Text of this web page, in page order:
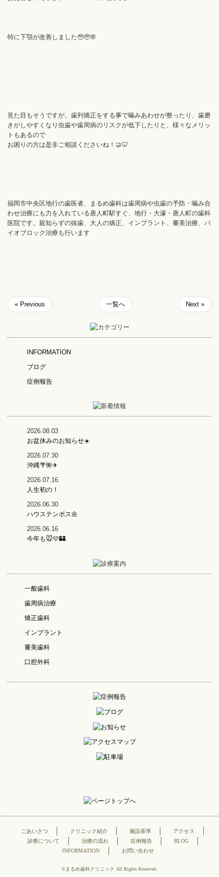
特に下顎が改善しました🥹🥹🌸
見た目もそうですが、歯列矯正をする事で噛みあわせが整ったり、歯磨
きがしやすくなり虫歯や歯周病のリスクが低下したりと、様々なメリッ
トもあるので
お困りの方は是非ご相談くださいね！🤝🦷
福岡市中央区地行の歯医者、まるめ歯科は歯周病や虫歯の予防・噛み合
わせ治療にも力を入れている唐人町駅すぐ、地行・大濠・唐人町の歯科
医院です。親知らずの抜歯、大人の矯正、インプラント、審美治療、バ
イオブロック治療も行います
« Previous 一覧へ Next »
INFORMATION
ブログ
症例報告
2026.08.03
お盆休みのお知らせ☀️
2026.07.30
沖縄🌴🌺✈
2026.07.16
人生初の！
2026.06.30
ハウステンボス🌼
2026.06.16
今年も🐭🩷🏰
一般歯科
歯周病治療
矯正歯科
インプラント
審美歯科
口腔外科
ごあいさつ クリニック紹介 施設基準
アクセス
診療について
治療の流れ 症例報告
BLOG
INFORMATION
お問い合わせ
©まるめ歯科クリニック All Rights Reserved.